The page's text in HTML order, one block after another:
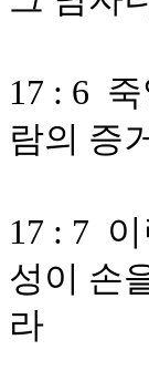
17 : 6
람의 증
17 : 7
성이 손
라